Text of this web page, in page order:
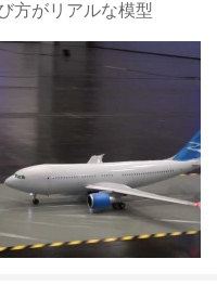
方がリアルな模型